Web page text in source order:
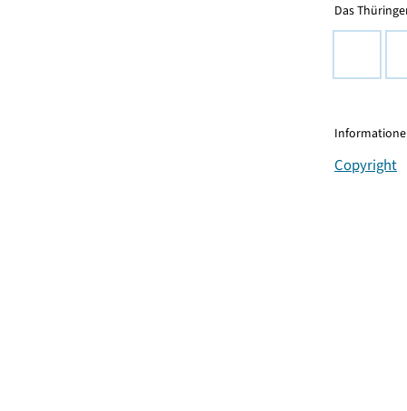
Das
Copyright